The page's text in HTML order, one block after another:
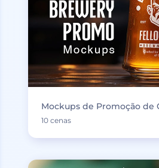
Mockups de Promoção de
10 cenas